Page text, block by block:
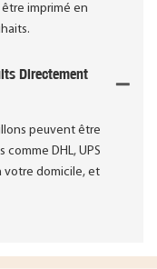
imprimé en
Directement
peuvent être
DHL, UPS
votre domicile, et